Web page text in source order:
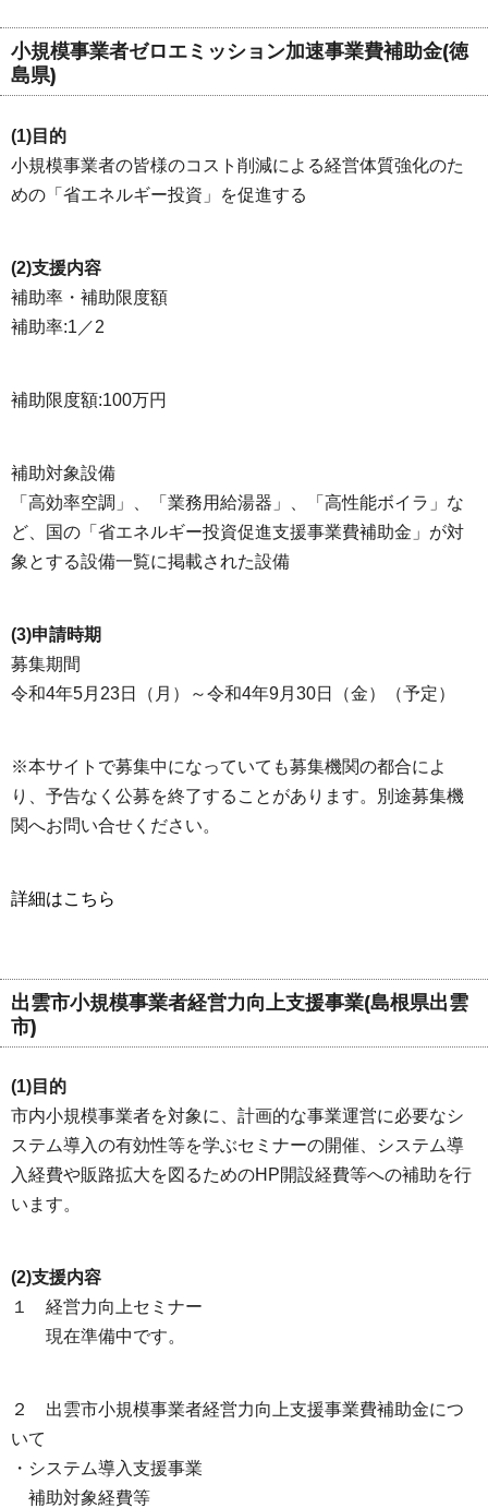
小規模事業者ゼロエミッション加速事業費補助金(徳
島県)
(1)目的
小規模事業者の皆様のコスト削減による経営体質強化のた
めの「省エネルギー投資」を促進する
(2)支援内容
補助率・補助限度額
補助率:1／2
補助限度額:100万円
補助対象設備
「高効率空調」、「業務用給湯器」、「高性能ボイラ」な
ど、国の「省エネルギー投資促進支援事業費補助金」が対
象とする設備一覧に掲載された設備
(3)申請時期
募集期間
令和4年5月23日（月）～令和4年9月30日（金）（予定）
※本サイトで募集中になっていても募集機関の都合によ
り、予告なく公募を終了することがあります。別途募集機
関へお問い合せください。
詳細はこちら
出雲市小規模事業者経営力向上支援事業(島根県出雲
市)
(1)目的
市内小規模事業者を対象に、計画的な事業運営に必要なシ
ステム導入の有効性等を学ぶセミナーの開催、システム導
入経費や販路拡大を図るためのHP開設経費等への補助を行
います。
(2)支援内容
１ 経営力向上セミナー
現在準備中です。
２ 出雲市小規模事業者経営力向上支援事業費補助金につ
いて
・システム導入支援事業
補助対象経費等